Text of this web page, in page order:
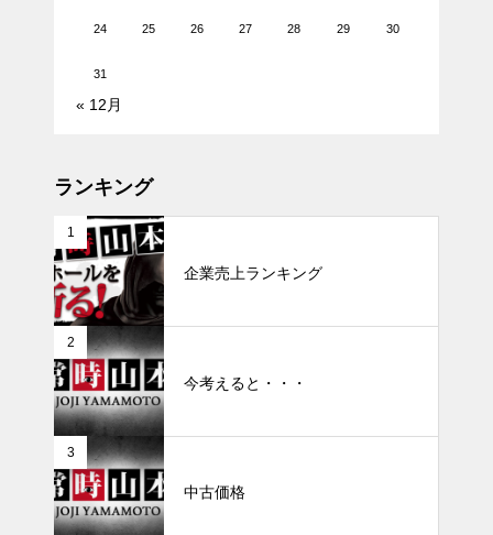
24 25 26 27 28 29 30
31
« 12月
ランキング
1
企業売上ランキング
2
今考えると・・・
3
中古価格